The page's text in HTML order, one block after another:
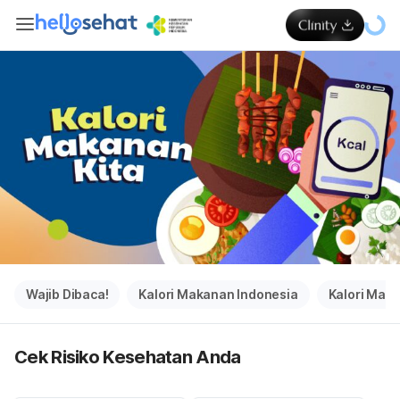
Wajib Dibaca! Kalori Makanan Indonesia Kalori
Cek Risiko Kesehatan Anda